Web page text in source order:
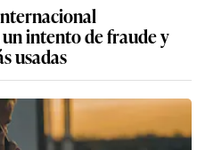
intento de fraude y
usadas